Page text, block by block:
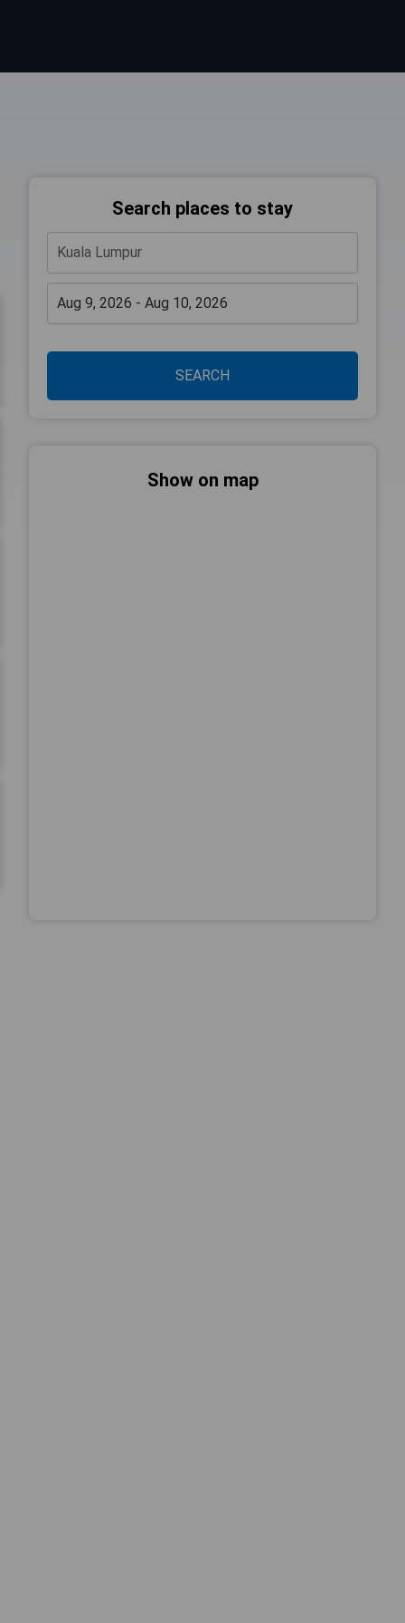
Search places to stay
SEARCH
Show on map